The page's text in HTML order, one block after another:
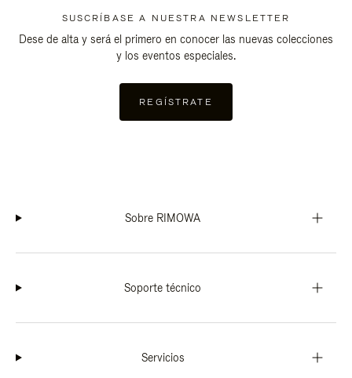
SUSCRÍBASE A NUESTRA NEWSLETTER
Dese de alta y será el primero en conocer las nuevas colecciones
y los eventos especiales.
REGÍSTRATE
Sobre RIMOWA
Soporte técnico
Servicios